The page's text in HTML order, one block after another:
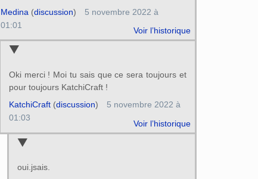
Voir l’historique
Medina (discussion)
5 novembre 2022 à
01:01
Oki merci ! Moi tu sais que ce sera toujours et
pour toujours KatchiCraft !
Voir l’historique
KatchiCraft(discussion)
5 novembre 2022 à
01:03
oui.jsais.